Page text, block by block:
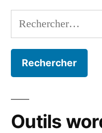
Rechercher :
Outils